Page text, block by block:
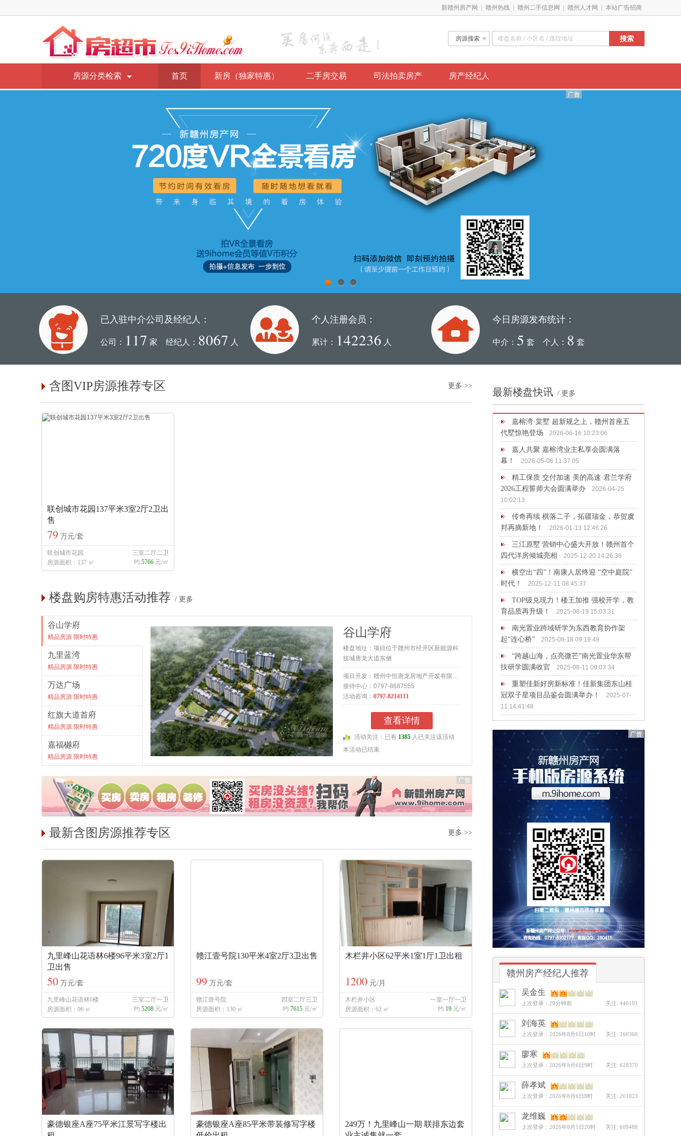
新赣州房产网 赣州热线 赣州二手信息网 赣州人才网 本站广告招商
房源搜索 搜索
房源分类检索 首页 新房（独家特惠） 二手房交易 司法拍卖房产 房产经纪人
已入驻中介公司及经纪人：
公司： 117 家 经纪人： 8067 人
个人注册会员：
累计： 142236 人
今日房源发布统计：
中介： 5 套 个人： 8 套
含图VIP房源推荐专区 更多 >>
联创城市花园137平米3室2厅2卫出
售
79 万元/套
联创城市花园
房源面积：137 ㎡
三室二厅二卫
约 5766 元/㎡
楼盘购房特惠活动推荐 / 更多
谷山学府
精品房源 限时特惠
九里蓝湾
精品房源 限时特惠
万达广场
精品房源 限时特惠
红旗大道首府
精品房源 限时特惠
嘉福樾府
精品房源 限时特惠
谷山学府
楼盘地址：项目位于赣州市经开区新能源科
技城唐龙大道东侧
项目开发：赣州中恒唐龙房地产开发有限公司
接待中心：0797-8687555
活动咨询： 0797-8214111
查看详情
活动关注：已有 1385 人已关注该活动
本活动已结束
最新含图房源推荐专区 更多 >>
九里峰山花语林6楼96平米3室2厅1
卫出售
50 万元/套
九里峰山花语林6楼
房源面积：96 ㎡
三室二厅一卫
约 5208 元/㎡
赣江壹号院130平米4室2厅3卫出售
99 万元/套
赣江壹号院
房源面积：130 ㎡
四室二厅三卫
约 7615 元/㎡
木栏井小区62平米1室1厅1卫出租
1200 元/月
木栏井小区
房源面积：62 ㎡
一室一厅一卫
约 19 元/㎡
豪德银座A座75平米江景写字楼出
豪德银座A座85平米带装修写字楼
249万！九里峰山一期 联排东边套
最新楼盘快讯 / 更多
嘉榕湾·棠墅 超新规之上，赣州首座五
代墅惊艳登场
2026-06-16 10:23:06
嘉人共聚 嘉榕湾业主私享会圆满落
幕！
2026-05-06 11:37:05
精工保质 交付加速 美的高速·君兰学府
2026工程誓师大会圆满举办
2026-04-25
10:02:13
传奇再续 棋落二子，拓疆瑞金，恭贺虞
邦再摘新地！
2026-01-13 12:46:26
三江原墅 营销中心盛大开放！赣州首个
四代洋房倾城亮相
2025-12-20 14:26:36
横空出“四”！南康人居终迎 “空中庭院”
时代！
2025-12-11 08:45:37
TOP级兑现力！楼王加推 强校开学，教
育品质再升级！
2025-08-19 15:03:31
南光置业跨域研学为东西教育协作架
起“连心桥”
2025-08-18 09:19:49
“跨越山海，点亮微芒”南光置业华东帮
扶研学圆满收官
2025-08-11 09:03:34
重塑佳新好房新标准！佳新集团东山桂
冠双子星项目品鉴会圆满举办！
2025-07-
11 14:41:48
赣州房产经纪人推荐
吴金生
上次登录：20分钟前 关注: 446191
刘海英
上次登录：2026年8月6日10时 关注: 260368
廖寒
上次登录：2026年8月6日9时 关注: 628370
薛孝斌
上次登录：2026年8月6日8时 关注: 201023
龙维巍
上次登录：2026年8月5日20时 关注: 609488